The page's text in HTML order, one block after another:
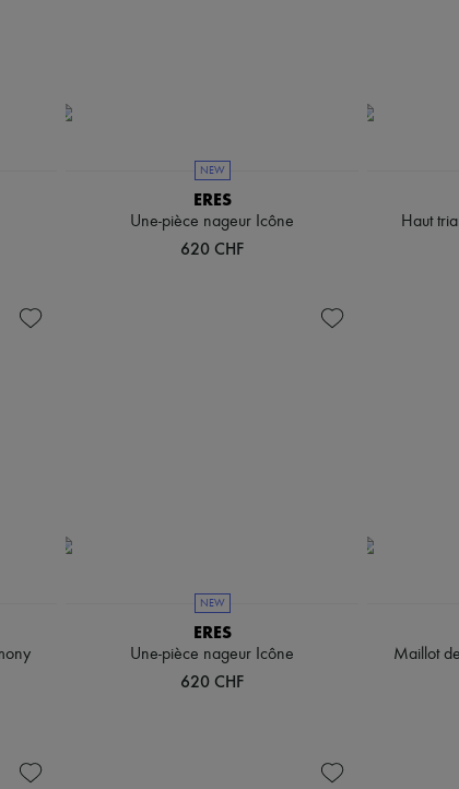
NEW
ERES
Une-pièce nageur Icône
620 CHF
Haut
NEW
ERES
Une-pièce nageur Icône
620 CHF
Maillot